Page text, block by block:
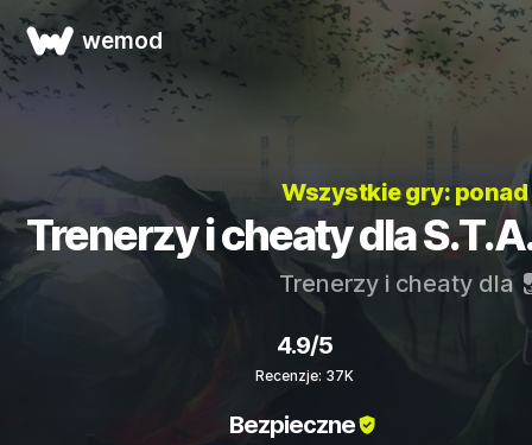
wemod
Wszystkie gry:
Trenerzy i cheaty dla
Trenerzy i cheaty dla
4.9/5
Recenzje: 37K
Bezpieczne